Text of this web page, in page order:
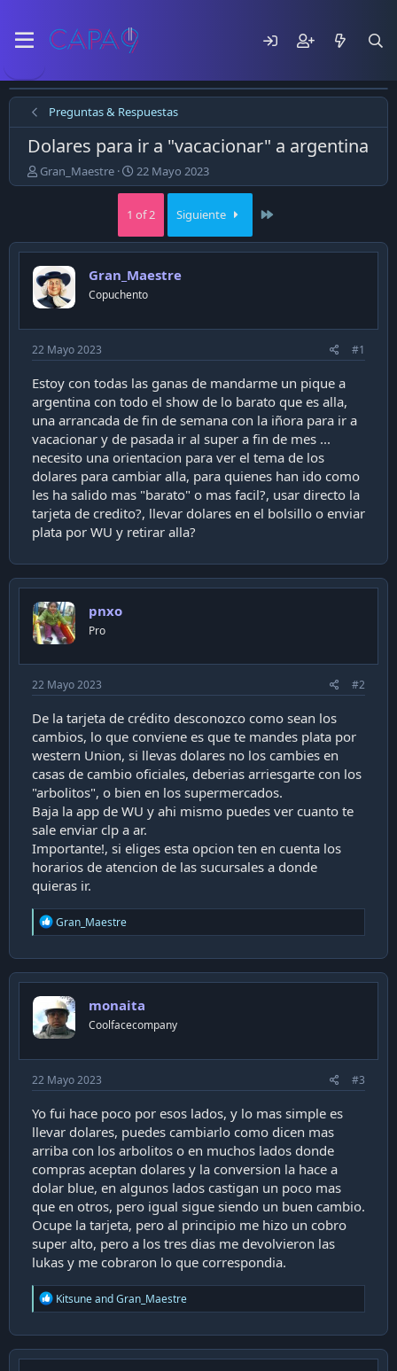
Preguntas & Respuestas
Dolares para ir a "vacacionar" a argentina
E
m
ó
e
l
t
e
m
a
Gran_Maestre
F
e
h
a
d
p
u
l
c
a
c
i
ó
n
22 Mayo 2023
1 of 2 Siguiente
Gran_Maestre
Copuchento
22 Mayo 2023 #1
Estoy con todas las ganas de mandarme un pique a
argentina con todo el show de lo barato que es alla,
una arrancada de fin de semana con la iñora para ir a
vacacionar y de pasada ir al super a fin de mes ...
necesito una orientacion para ver el tema de los
dolares para cambiar alla, para quienes han ido como
les ha salido mas "barato" o mas facil?, usar directo la
tarjeta de credito?, llevar dolares en el bolsillo o enviar
plata por WU y retirar alla?
pnxo
Pro
22 Mayo 2023 #2
De la tarjeta de crédito desconozco como sean los
cambios, lo que conviene es que te mandes plata por
western Union, si llevas dolares no los cambies en
casas de cambio oficiales, deberias arriesgarte con los
"arbolitos", o bien en los supermercados.
Baja la app de WU y ahi mismo puedes ver cuanto te
sale enviar clp a ar.
Importante!, si eliges esta opcion ten en cuenta los
horarios de atencion de las sucursales a donde
quieras ir.
R
e
c
t
o
n
s
Gran_Maestre
monaita
Coolfacecompany
22 Mayo 2023 #3
Yo fui hace poco por esos lados, y lo mas simple es
llevar dolares, puedes cambiarlo como dicen mas
arriba con los arbolitos o en muchos lados donde
compras aceptan dolares y la conversion la hace a
dolar blue, en algunos lados castigan un poco mas
que en otros, pero igual sigue siendo un buen cambio.
Ocupe la tarjeta, pero al principio me hizo un cobro
super alto, pero a los tres dias me devolvieron las
lukas y me cobraron lo que correspondia.
R
e
c
t
KitsuneandGran_Maestre